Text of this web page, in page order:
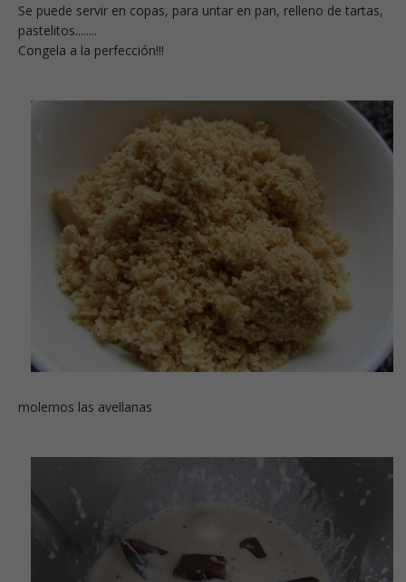
Se puede servir en copas, para untar en pan, relleno de tartas,
pastelitos........
Congela a la perfección!!!
molemos las avellanas